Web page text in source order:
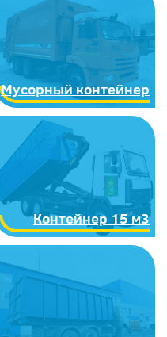
Мусорный контейнер
Контейнер 15 м3